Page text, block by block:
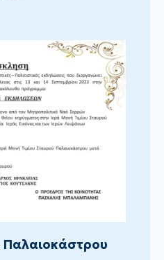
Παλαιοκάστρου